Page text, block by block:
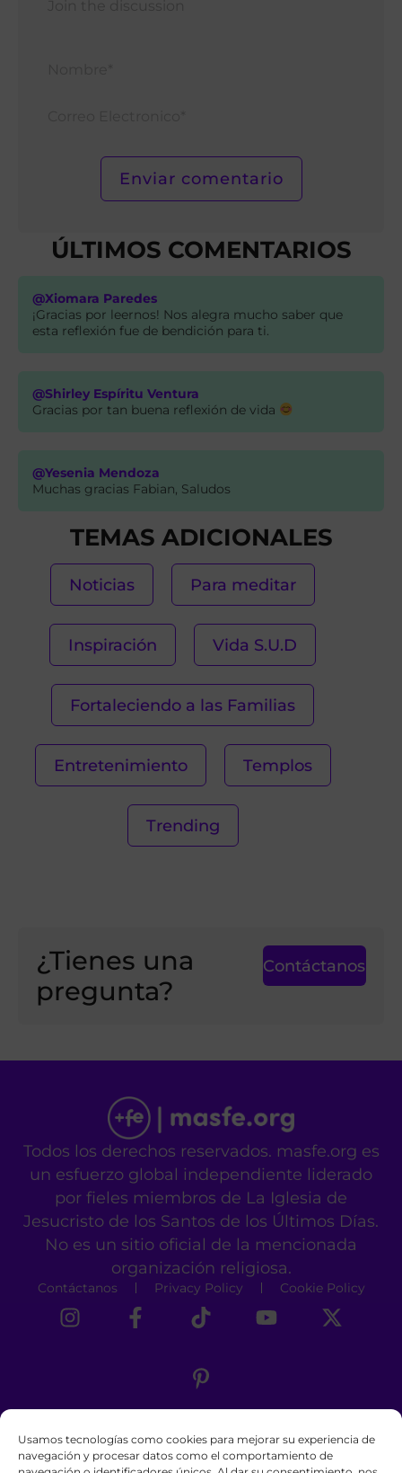
Usamos tecnologías como cookies para mejorar su experiencia de
navegación y procesar datos como el comportamiento de
ÚLTIMOS COMENTARIOS
@Xiomara Paredes
¡Gracias por leernos! Nos alegra mucho saber que
esta reflexión fue de bendición para ti.
@Shirley Espíritu Ventura
Gracias por tan buena reflexión de vida
@Yesenia Mendoza
Muchas gracias Fabian, Saludos
TEMAS ADICIONALES
Noticias Para meditar
Inspiración Vida S.U.D
Fortaleciendo a las Familias
Entretenimiento Templos
Trending
¿Tienes una
pregunta?
Contáctanos
Todos los derechos reservados. masfe.org es
un esfuerzo global independiente liderado
por fieles miembros de La Iglesia de
Jesucristo de los Santos de los Últimos Días.
No es un sitio oficial de la mencionada
organización religiosa.
Contáctanos Privacy Policy Cookie Policy